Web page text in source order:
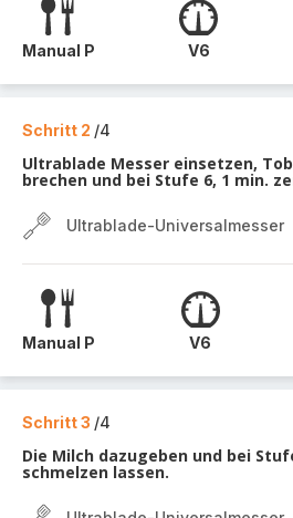
Manual P V6
Schritt 2 /4
Ultrablade Messer einsetzen,
brechen und bei Stufe 6, 1 min.
Ultrablade-Universalmesser
Manual P V6
Schritt 3 /4
Die Milch dazugeben und bei
schmelzen lassen.